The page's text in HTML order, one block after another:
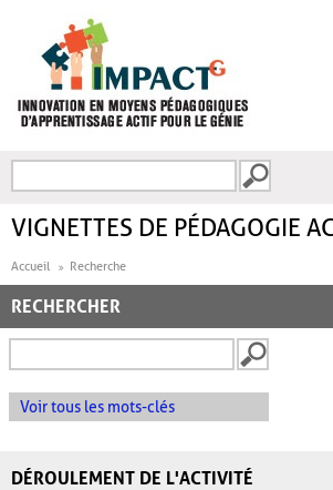
FORMULAIRE DE
VIGNETTES DE PÉDAGOGIE
Accueil Recherche
RECHERCHER
Voir tous les mots-clés
DÉROULEMENT DE L'ACTIVITÉ